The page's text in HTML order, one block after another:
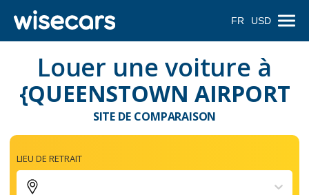
FR USD
Louer une voiture à
{QUEENSTOWN AIRPORT
SITE DE COMPARAISON
LIEU DE RETRAIT